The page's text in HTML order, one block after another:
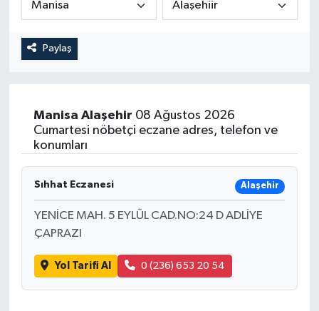
Paylaş
Manisa Alaşehir 08 Ağustos 2026
Cumartesi nöbetçi eczane adres, telefon ve
konumları
Sıhhat Eczanesi Alaşehir
YENİCE MAH. 5 EYLÜL CAD.NO:24 D ADLİYE
ÇAPRAZI
Yol Tarifi Al 0 (236) 653 20 54
Duyurular
Teknoloji
Akhisar Emlak
Ülke
Etiketler
Tarım-Gıda
Röportaj
Dünya
Yaşam
Teknoloji